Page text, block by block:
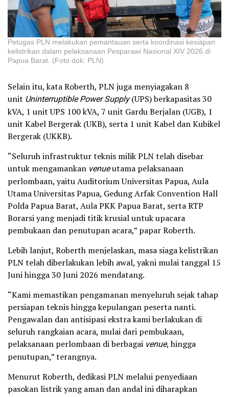
Petugas PLN melakukan pemantauan serta koordinasi kesiapan
kelistrikan dalam pelaksanaan Pesparawi Nasional XIV 2026 di
Papua Barat. (Foto dok: PLN)
Selain itu, kata Roberth, PLN juga menyiagakan 8
unit Uninterruptible Power Supply(UPS) berkapasitas 30
kVA, 1 unit UPS 100 kVA, 7 unit Gardu Berjalan (UGB), 1
unit Kabel Bergerak (UKB), serta 1 unit Kabel dan Kubikel
Bergerak (UKKB).
“Seluruh infrastruktur teknis milik PLN telah disebar
untuk mengamankan venueutama pelaksanaan
perlombaan, yaitu Auditorium Universitas Papua, Aula
Utama Universitas Papua, Gedung Arfak Convention Hall
Polda Papua Barat, Aula PKK Papua Barat, serta RTP
Borarsi yang menjadi titik krusial untuk upacara
pembukaan dan penutupan acara,” papar Roberth.
Lebih lanjut, Roberth menjelaskan, masa siaga kelistrikan
PLN telah diberlakukan lebih awal, yakni mulai tanggal 15
Juni hingga 30 Juni 2026 mendatang.
“Kami memastikan pengamanan menyeluruh sejak tahap
persiapan teknis hingga kepulangan peserta nanti.
Pengawalan dan antisipasi ekstra kami berlakukan di
seluruh rangkaian acara, mulai dari pembukaan,
pelaksanaan perlombaan di berbagai venue, hingga
penutupan,” terangnya.
Menurut Roberth, dedikasi PLN melalui penyediaan
pasokan listrik yang aman dan andal ini diharapkan